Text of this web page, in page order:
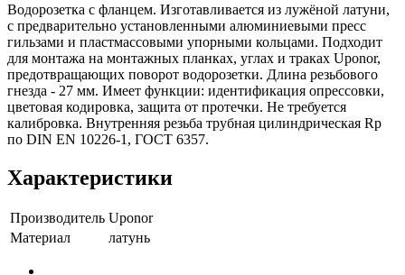
Водорозетка с фланцем. Изготавливается из лужёной латуни,
с предварительно установленными алюминиевыми пресс
гильзами и пластмассовыми упорными кольцами. Подходит
для монтажа на монтажных планках, углах и траках Uponor,
предотвращающих поворот водорозетки. Длина резьбового
гнезда - 27 мм. Имеет функции: идентификация опрессовки,
цветовая кодировка, защита от протечки. Не требуется
калибровка. Внутренняя резьба трубная цилиндрическая Rp
по DIN EN 10226-1, ГОСТ 6357.
Характеристики
Производитель Uponor
Материал
латунь